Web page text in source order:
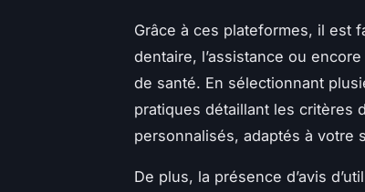
Grâce à ces plateformes, il est
dentaire, l’assistance ou
de santé. En sélectionnant
pratiques détaillant les critères
personnalisés, adaptés à votre
De plus, la présence d’avis